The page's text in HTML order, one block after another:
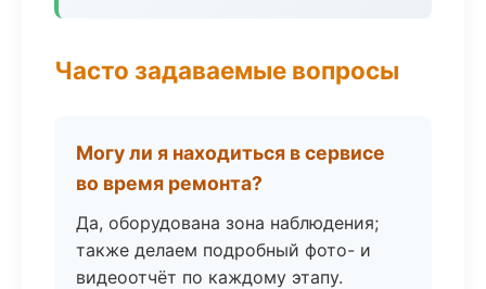
Часто задаваемые вопросы
Могу ли я находиться в сервисе
во время ремонта?
Да, оборудована зона наблюдения;
также делаем подробный фото- и
видеоотчёт по каждому этапу.